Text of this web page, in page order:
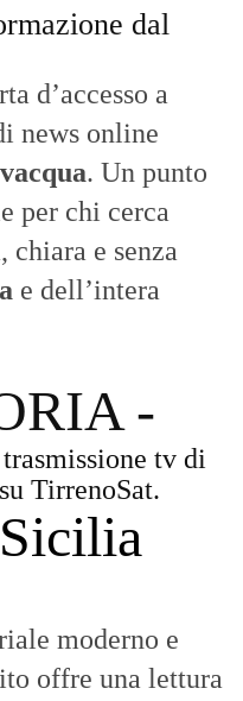
dal
d’accesso a
news online
. Un punto
per chi cerca
chiara e senza
e dell’intera
-
tv di
TirrenoSat.
moderno e
offre una lettura